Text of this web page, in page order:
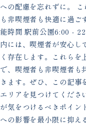
への配慮を忘れずに。
も非喫煙者も快適に過
能時間 駅前公園6:00 -
内には、喫煙者が安心し
く存在します。これらを
で、喫煙者も非喫煙者も
きます。ぜひ、この記事
エリアを見つけてくださ
が気をつけるべきポイン
への影響を最小限に抑え